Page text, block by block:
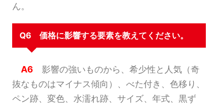
ん。
Q6 価格に影響する要素を教えてください。
A6 影響の強いものから、希少性と人気（奇
抜なものはマイナス傾向）、べた付き、色移り、
ペン跡、変色、水濡れ跡、サイズ、年式、黒ず